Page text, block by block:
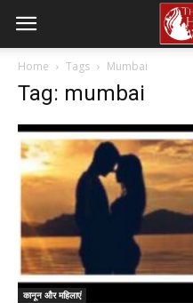
Home Tags Mumbai
Tag: mumbai
कानून और महिलाएं